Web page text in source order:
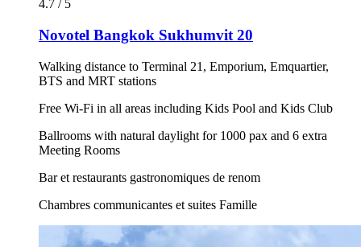
4.7 / 5
Novotel Bangkok Sukhumvit 20
Walking distance to Terminal 21, Emporium, Emquartier,
BTS and MRT stations
Free Wi-Fi in all areas including Kids Pool and Kids Club
Ballrooms with natural daylight for 1000 pax and 6 extra
Meeting Rooms
Bar et restaurants gastronomiques de renom
Chambres communicantes et suites Famille